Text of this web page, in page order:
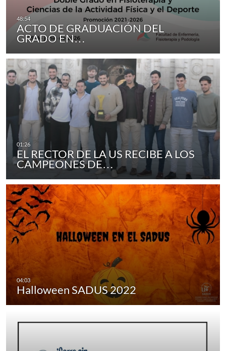
ACTO DE GRADUACIÓN DEL
GRADO EN…
EL RECTOR DE LA US RECIBE A LOS
CAMPEONES DE…
Halloween SADUS 2022